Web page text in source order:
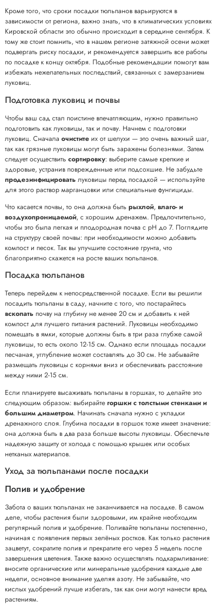
Кроме того, что сроки посадки тюльпанов варьируются в
зависимости от региона, важно знать, что в климатических условиях
Кировской области это обычно происходит в середине сентября. К
тому же стоит помнить, что в нашем регионе затяжной осени может
подвергать риску посадки, и рекомендуется завершить все работы
по посадке к концу октября. Подобные рекомендации помогут вам
избежать нежелательных последствий, связанных с замерзанием
луковиц.
Подготовка луковиц и почвы
Чтобы ваш сад стал поистине впечатляющим, нужно правильно
подготовить как луковицы, так и почву. Начнем с подготовки
луковиц. Сначала очистите их от шелухи — это очень важный шаг,
так как грязные луковицы могут быть заражены болезнями. Затем
следует осуществить сортировку: выберите самые крепкие и
здоровые, устранив поврежденные или подсохшие. Не забудьте
продезинфицировать луковицы перед посадкой — используйте
для этого раствор марганцовки или специальные фунгициды.
Что касается почвы, то она должна быть рыхлой, влаго- и
воздухопроницаемой, с хорошим дренажем. Предпочтительно,
чтобы это была легкая и плодородная почва с pH до 7. Поглядите
на структуру своей почвы: при необходимости можно добавить
компост и песок. Так вы улучшите состояние грунта, что
благоприятно скажется на росте ваших тюльпанов.
Посадка тюльпанов
Теперь перейдем к непосредственной посадке. Если вы решили
посадить тюльпаны в саду, начните с того, что постарайтесь
вскопать почву на глубину не менее 20 см и добавить к ней
компост для лучшего питания растений. Луковицы необходимо
помещать в ямки, которые должны быть в три раза глубже самой
луковицы, то есть около 12-15 см. Однако если площадь посадки
песчаная, углубление может составлять до 30 см. Не забывайте
размещать луковицы с корнями вниз и обеспечивать расстояние
между ними 2-15 см.
Если планируете высаживать тюльпаны в горшках, то делайте это
следующим образом: выбирайте горшки с толстыми стенками и
большим диаметром. Начинать сначала нужно с укладки
дренажного слоя. Глубина посадки в горшок тоже имеет значение:
она должна быть в два раза больше высоты луковицы. Обеспечьте
надежную защиту от холода с помощью крышек или особых
нетканых материалов.
Уход за тюльпанами после посадки
Полив и удобрение
Забота о ваших тюльпанах не заканчивается на посадке. В самом
деле, чтобы растения были здоровыми, им крайне необходим
регулярный полив и удобрение. Поливайте тюльпаны постепенно,
начиная с появления первых зелёных ростков. Как только растения
зацветут, сократите полив и прекратите его через 5 недель после
завершения цветения. Также важно осуществлять подкармливание:
вносите органические или минеральные удобрения каждые две
недели, основное внимание уделяя азоту. Не забывайте, что
кислых удобрений лучше избегать, так как они могут нанести вред
растениям.